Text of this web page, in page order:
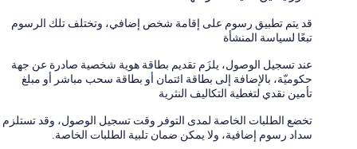
قد يتم تطبيق رسوم على إقامة شخص إضافي، وتختلف تلك الرسوم
تبعًا لسياسة المنشأة
عند تسجيل الوصول، يلزَم تقديم بطاقة هوية شخصية صادرة عن جهة
حكوميّة، بالإضافة إلى بطاقة ائتمان أو بطاقة سحب مباشر أو مبلغ
تأمين نقدي لتغطية التكاليف النثرية
تخضع الطلبات الخاصة لمدى التوفر وقت تسجيل الوصول، وقد تستلزم
سداد رسوم إضافية، ولا يمكن ضمان تلبية الطلبات الخاصة.